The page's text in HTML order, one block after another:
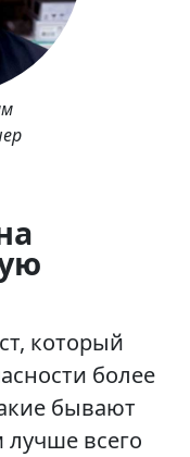
который
более
бывают
лучше всего